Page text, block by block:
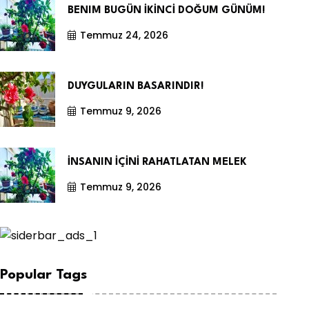
BENIM BUGÜN İKİNCİ DOĞUM GÜNÜM!
Temmuz 24, 2026
DUYGULARIN BASARINDIR!
Temmuz 9, 2026
İNSANIN İÇİNİ RAHATLATAN MELEK
Temmuz 9, 2026
Popular Tags